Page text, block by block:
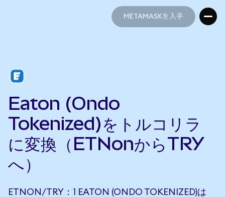
METAMASKを入手
Eaton (Ondo
Tokenized)をトルコリラ
に変換（ETNonからTRY
へ）
ETNON/TRY：1 EATON (ONDO TOKENIZED)は